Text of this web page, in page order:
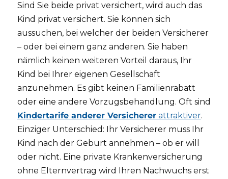
Sind Sie beide privat versichert, wird auch das
Kind privat versichert. Sie können sich
aussuchen, bei welcher der beiden Versicherer
– oder bei einem ganz anderen. Sie haben
nämlich keinen weiteren Vorteil daraus, Ihr
Kind bei Ihrer eigenen Gesellschaft
anzunehmen. Es gibt keinen Familienrabatt
oder eine andere Vorzugsbehandlung. Oft sind
Kindertarife anderer Versichererattraktiver.
Einziger Unterschied: Ihr Versicherer muss Ihr
Kind nach der Geburt annehmen – ob er will
oder nicht. Eine private Krankenversicherung
ohne Elternvertrag wird Ihren Nachwuchs erst